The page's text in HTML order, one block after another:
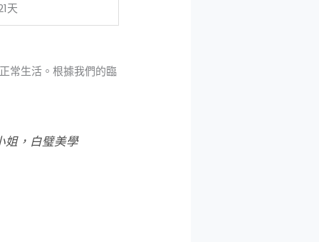
天
常生活。根據我們的臨
姐，白璧美學